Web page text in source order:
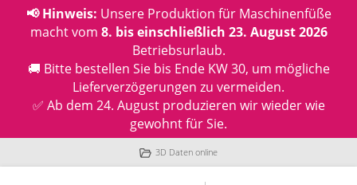
📢 Hinweis: Unsere Produktion für Maschinenfüße
macht vom 8. bis einschließlich 23. August 2026
Betriebsurlaub.
🚚 Bitte bestellen Sie bis Ende KW 30, um mögliche
Lieferverzögerungen zu vermeiden.
✅ Ab dem 24. August produzieren wir wieder wie
gewohnt für Sie.
3D Daten online